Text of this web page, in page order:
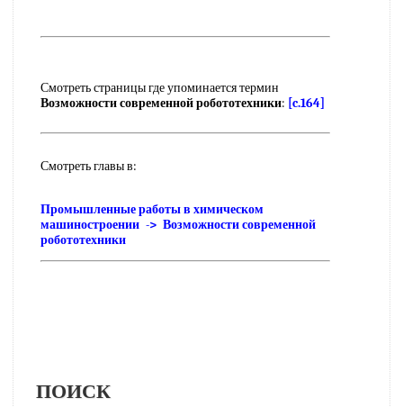
Смотреть страницы где упоминается термин
Возможности современной робототехники: [c.164]
Смотреть главы в:
Промышленные работы в химическом
машиностроении -> Возможности современной
робототехники
ПОИСК